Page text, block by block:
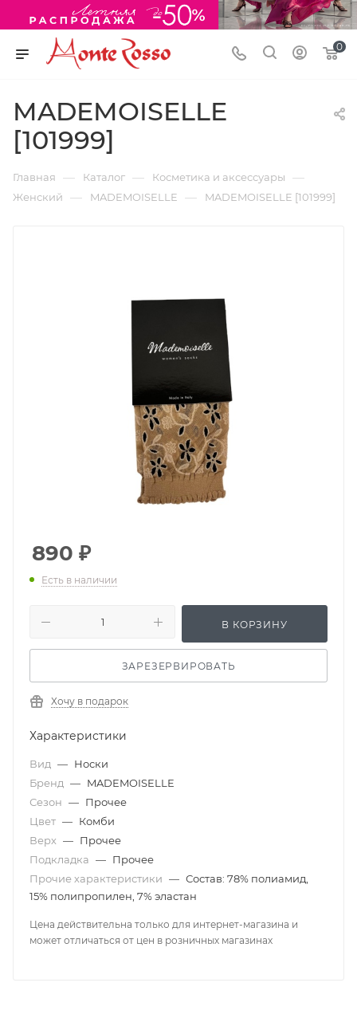
0
MADEMOISELLE
[101999]
Главная — Каталог — Косметика и аксессуары —
Женский — MADEMOISELLE — MADEMOISELLE [101999]
890 ₽
Есть в наличии
В КОРЗИНУ
ЗАРЕЗЕРВИРОВАТЬ
Хочу в подарок
Характеристики
Вид — Носки
Бренд — MADEMOISELLE
Сезон — Прочее
Цвет — Комби
Верх — Прочее
Подкладка — Прочее
Прочие характеристики — Состав: 78% полиамид,
15% полипропилен, 7% эластан
Цена действительна только для интернет-магазина и
может отличаться от цен в розничных магазинах